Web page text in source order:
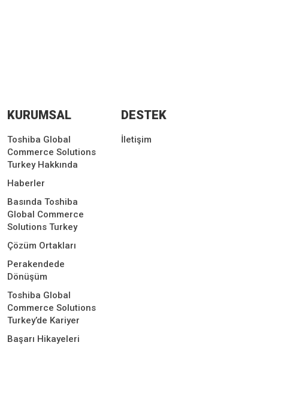
KURUMSAL
Toshiba Global
Commerce Solutions
Turkey Hakkında
Haberler
Basında Toshiba
Global Commerce
Solutions Turkey
Çözüm Ortakları
Perakendede
Dönüşüm
Toshiba Global
Commerce Solutions
Turkey’de Kariyer
Başarı Hikayeleri
DESTEK
İletişim